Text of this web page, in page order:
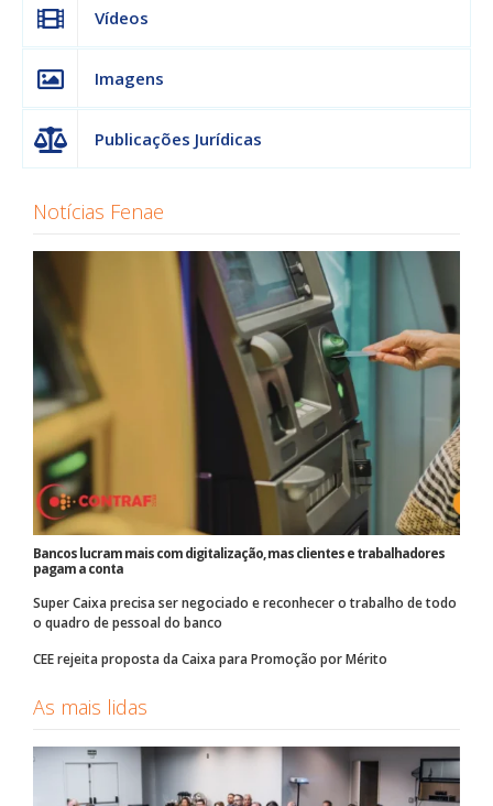
Vídeos
Imagens
Publicações Jurídicas
Notícias Fenae
Bancos lucram mais com digitalização, mas clientes e trabalhadores
pagam a conta
Super Caixa precisa ser negociado e reconhecer o trabalho de todo
o quadro de pessoal do banco
CEE rejeita proposta da Caixa para Promoção por Mérito
As mais lidas